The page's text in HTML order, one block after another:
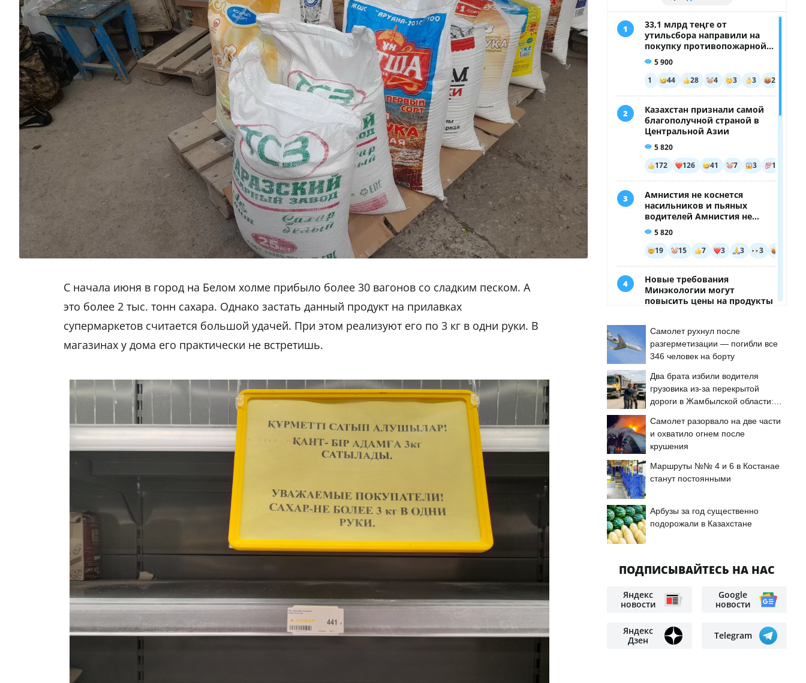
С начала июня в город на Белом холме прибыло более 30 вагонов со сладким песком. А
это более 2 тыс. тонн сахара. Однако застать данный продукт на прилавках
супермаркетов считается большой удачей. При этом реализуют его по 3 кг в одни руки. В
магазинах у дома его практически не встретишь.
Самолет рухнул после
разгерметизации — погибли все
346 человек на борту
Два брата избили водителя
грузовика из-за перекрытой
дороги в Жамбылской области:
Самолет разорвало на две части
и охватило огнем после
крушения
Маршруты №№ 4 и 6 в Костанае
станут постоянными
Арбузы за год существенно
подорожали в Казахстане
ПОДПИСЫВАЙТЕСЬ НА НАС
Яндекс
новости
Google
новости
Яндекс
Дзен
Telegram